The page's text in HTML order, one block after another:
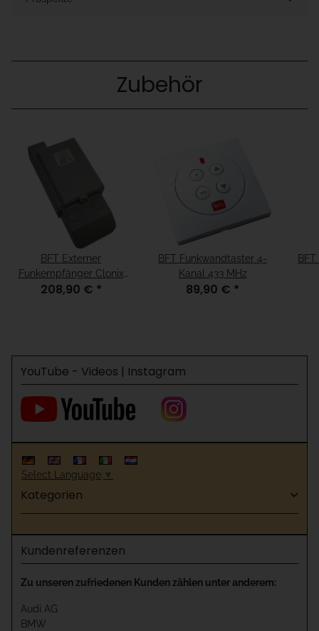
Zubehör
BFT Externer
Funkempfänger Clonix
2E 2 Kanal 433 MHz
208,90 € *
BFT Funkwandtaster 4-
Kanal 433 MHz
89,90 € *
YouTube - Videos | Instagram
Select Language ▼
Kategorien
Kundenreferenzen
Zu unseren zufriedenen Kunden zählen unter anderem:
Audi AG
BMW